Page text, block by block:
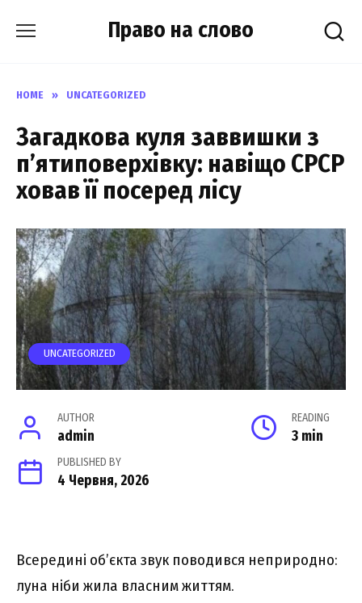
Право на слово
HOME » UNCATEGORIZED
Загадкова куля заввишки з
пʼятиповерхівку: навіщо СРСР
ховав її посеред лісу
UNCATEGORIZED
AUTHOR
admin
READING
3 min
PUBLISHED BY
4 Червня, 2026
Всередині об’єкта звук поводився неприродно:
луна ніби жила власним життям.